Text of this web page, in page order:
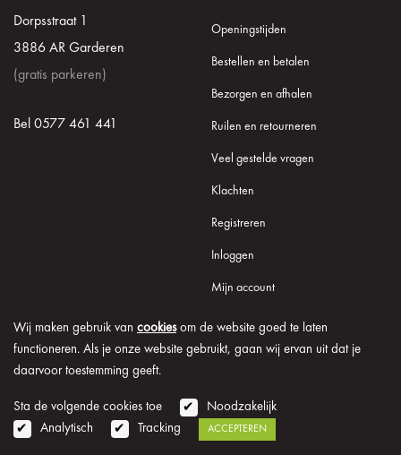
Wij maken gebruik van cookiesom de website goed te laten
functioneren. Als je onze website gebruikt, gaan wij ervan uit dat je
daarvoor toestemming geeft.
Sta de volgende cookies toe
Noodzakelijk
Analytisch
Tracking ACCEPTEREN
Dorpsstraat 1
3886 AR Garderen
(gratis parkeren)
Bel 0577 461 441
Openingstijden
Bestellen en betalen
Bezorgen en afhalen
Ruilen en retourneren
Veel gestelde vragen
Klachten
Registreren
Inloggen
Mijn account
© 2026 Onder de Lindeboom